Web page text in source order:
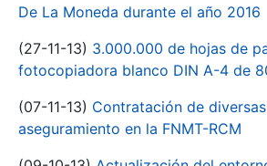
De La Moneda durante el año 2016
(27-11-13) 3.000.000 de hojas de
fotocopiadora blanco DIN A-4 de
(07-11-13) Contratación de
aseguramiento en la FNMT-RCM